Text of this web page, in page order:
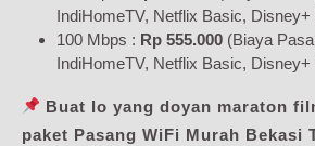
IndiHomeTV, Netflix Basic, Disney+
100 Mbps : Rp 555.000 (Biaya
IndiHomeTV, Netflix Basic, Disney+
Buat lo yang doyan maraton
paket Pasang WiFi Murah Bekasi